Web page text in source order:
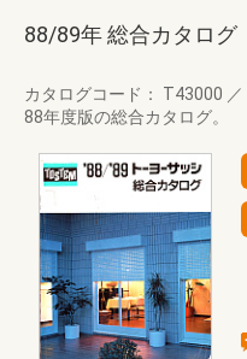
88/89年 総合カタログ
カタログコード： T43000 ／
88年度版の総合カタログ。